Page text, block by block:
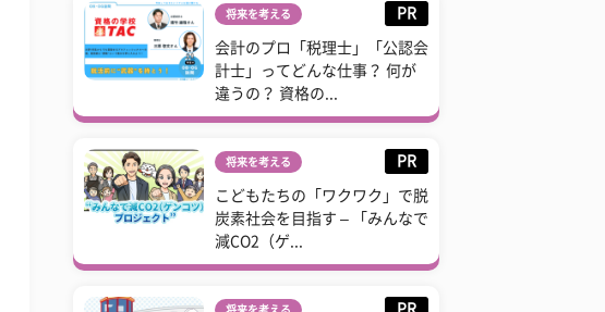
将来を考える PR
会計のプロ「税理士」「公認会
計士」ってどんな仕事？ 何が
違うの？ 資格の...
将来を考える PR
こどもたちの「ワクワク」で脱
炭素社会を目指す – 「みんなで
減CO2（ゲ...